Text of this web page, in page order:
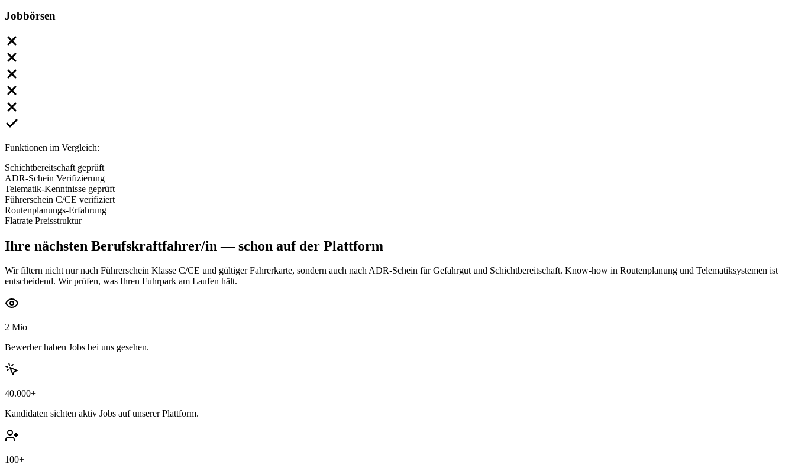
Jobbörsen
Funktionen im Vergleich:
Schichtbereitschaft geprüft
ADR-Schein Verifizierung
Telematik-Kenntnisse geprüft
Führerschein C/CE verifiziert
Routenplanungs-Erfahrung
Flatrate Preisstruktur
Ihre nächsten Berufskraftfahrer/in — schon auf der Plattform
Wir filtern nicht nur nach Führerschein Klasse C/CE und gültiger Fahrerkarte, sondern auch nach ADR-Schein für Gefahrgut und Schichtbereitschaft. Know-how in Routenplanung und Telematiksystemen ist
entscheidend. Wir prüfen, was Ihren Fuhrpark am Laufen hält.
2 Mio+
Bewerber haben Jobs bei uns gesehen.
40.000+
Kandidaten sichten aktiv Jobs auf unserer Plattform.
100+